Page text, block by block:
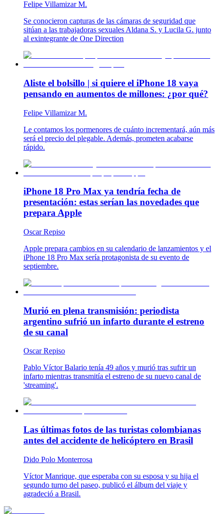
Felipe Villamizar M.
Se conocieron capturas de las cámaras de seguridad que
sitúan a las trabajadoras sexuales Aldana S. y Lucila G. junto
al exintegrante de One Direction
Aliste el bolsillo | si quiere el iPhone 18 vaya
pensando en aumentos de millones: ¿por qué?
Felipe Villamizar M.
Le contamos los pormenores de cuánto incrementará, aún más
será el precio del plegable. Además, prometen acabarse
rápido.
iPhone 18 Pro Max ya tendría fecha de
presentación: estas serían las novedades que
prepara Apple
Oscar Repiso
Apple prepara cambios en su calendario de lanzamientos y el
iPhone 18 Pro Max sería protagonista de su evento de
septiembre.
Murió en plena transmisión: periodista
argentino sufrió un infarto durante el estreno
de su canal
Oscar Repiso
Pablo Víctor Balario tenía 49 años y murió tras sufrir un
infarto mientras transmitía el estreno de su nuevo canal de
'streaming'.
Las últimas fotos de las turistas colombianas
antes del accidente de helicóptero en Brasil
Dido Polo Monterrosa
Víctor Manrique, que esperaba con su esposa y su hija el
segundo turno del paseo, publicó el álbum del viaje y
agradeció a Brasil.